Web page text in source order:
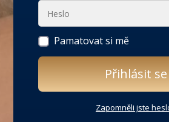
Pamatovat si mě
Přihlásit se
Zapomněli jste